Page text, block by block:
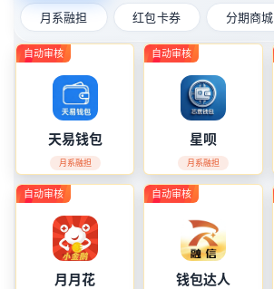
子
解
月系融担 红包卡券 分期商城
自动审核
天易钱包
月系融担
自动审核
星呗
月系融担
自动审核
月月花
自动审核
钱包达人